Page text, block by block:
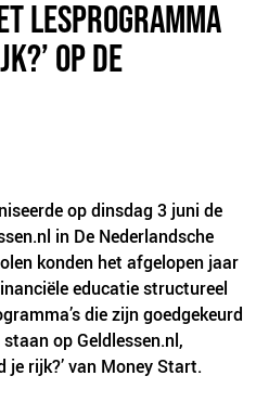
LESPROGRAMMA
OP DE
op dinsdag 3 juni de
in De Nederlandsche
konden het afgelopen jaar
educatie structureel
die zijn goedgekeurd
op Geldlessen.nl,
je rijk?’ van Money Start.